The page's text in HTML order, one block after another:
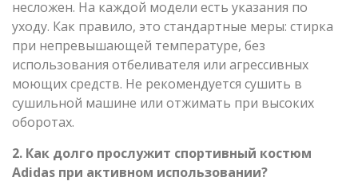
несложен. На каждой модели есть указания по
уходу. Как правило, это стандартные меры: стирка
при непревышающей температуре, без
использования отбеливателя или агрессивных
моющих средств. Не рекомендуется сушить в
сушильной машине или отжимать при высоких
оборотах.
2. Как долго прослужит спортивный костюм
Adidas при активном использовании?